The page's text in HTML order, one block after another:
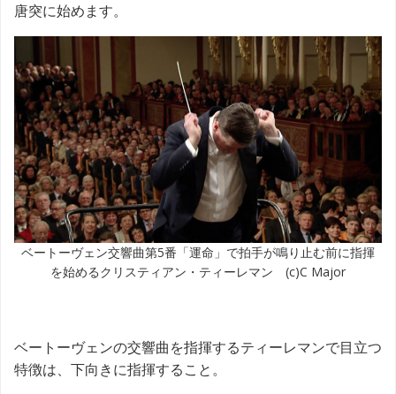
唐突に始めます。
ベートーヴェン交響曲第5番「運命」で拍手が鳴り止む前に指揮
を始めるクリスティアン・ティーレマン (c)C Major
ベートーヴェンの交響曲を指揮するティーレマンで目立つ
特徴は、下向きに指揮すること。